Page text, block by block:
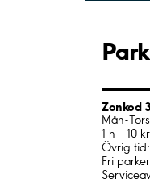
Zonkod
Mån-
1 h - 10 kr
Övrig tid:
Fri